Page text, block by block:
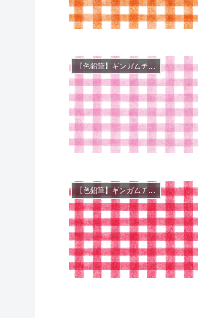
【色鉛筆】ギンガムチェック
【色鉛筆】ギンガムチェック